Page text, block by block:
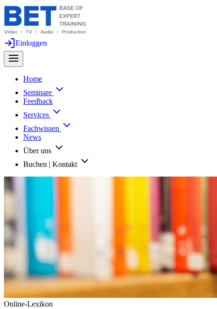
Einloggen
Home
Seminare
Feedback
Services
Fachwissen
News
Über uns
Buchen | Kontakt
Online-Lexikon